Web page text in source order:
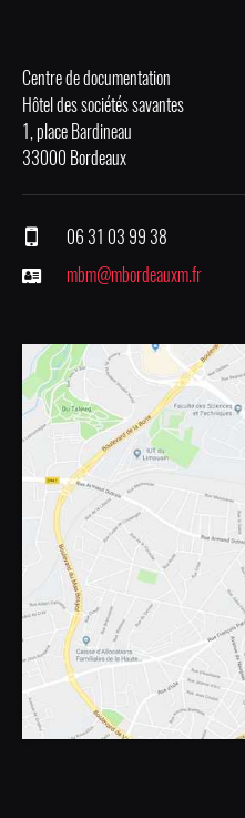
Centre de documentation
Hôtel des sociétés savantes
1, place Bardineau
33000 Bordeaux
06 31 03 99 38
mbm@mbordeauxm.fr